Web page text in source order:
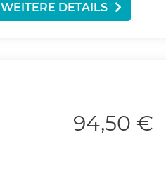
WEITERE DETAILS
94,50 €